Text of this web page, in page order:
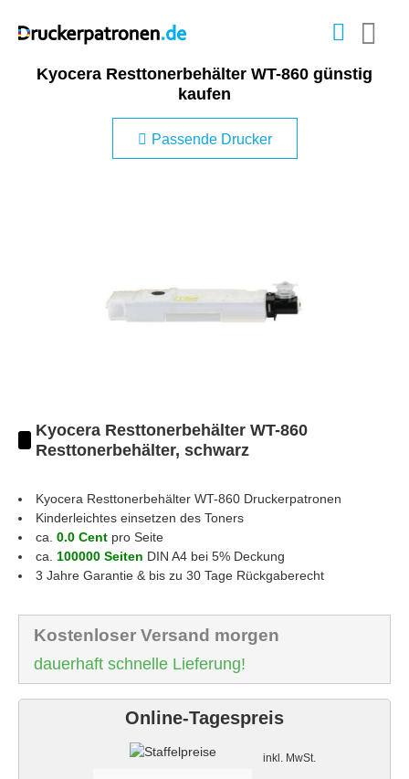
Kyocera Resttonerbehälter WT-860 günstig
kaufen
Passende Drucker
Kyocera Resttonerbehälter WT-860
Resttonerbehälter, schwarz
Kyocera Resttonerbehälter WT-860 Druckerpatronen
Kinderleichtes einsetzen des Toners
ca. 0.0 Cent pro Seite
ca. 100000 Seiten DIN A4 bei 5% Deckung
3 Jahre Garantie & bis zu 30 Tage Rückgaberecht
Kostenloser Versand morgen
dauerhaft schnelle Lieferung!
Online-Tagespreis
Staffelpreise inkl. MwSt.